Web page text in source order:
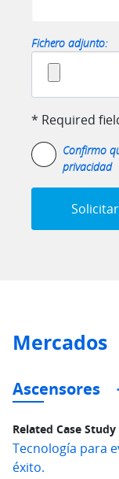
Fichero adjunto:
* Required
Confirmo
privacidad
Mercados
Ascensores
Related Case Study
Tecnología para
éxito.